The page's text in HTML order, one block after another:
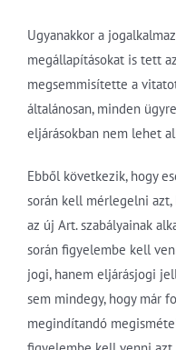
Ugyanakkor a
megállapításokat is tett
megsemmisítette a
általánosan, minden
eljárásokban nem lehet
Ebből következik, hogy
során kell mérlegelni
az új Art. szabályainak
során figyelembe kell
jogi, hanem eljárásjogi
sem mindegy, hogy már
megindítandó